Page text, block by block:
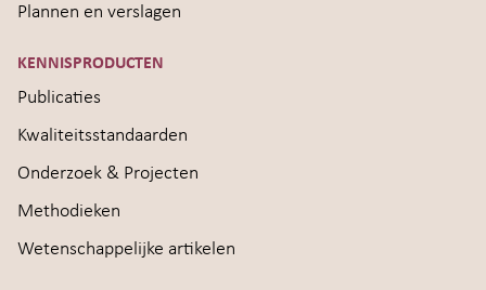
Plannen en verslagen
KENNISPRODUCTEN
Publicaties
Kwaliteitsstandaarden
Onderzoek & Projecten
Methodieken
Wetenschappelijke artikelen